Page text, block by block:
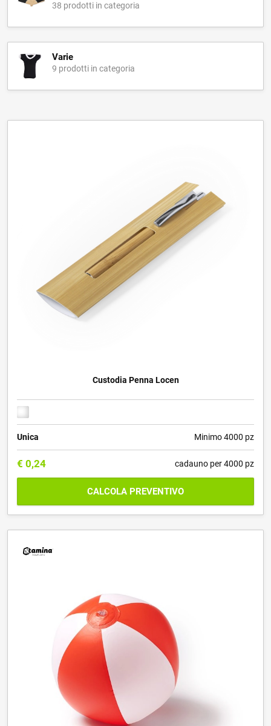
38 prodotti in categoria
Varie
9 prodotti in categoria
Custodia Penna Locen
Unica Minimo 4000 pz
€ 0,24 cadauno per 4000 pz
CALCOLA PREVENTIVO